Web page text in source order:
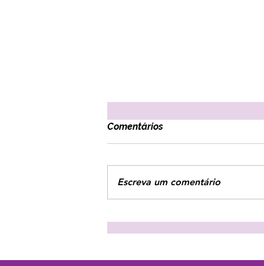
3 estratégias para combater
o vazio interior!
Comentários
Escreva um comentário